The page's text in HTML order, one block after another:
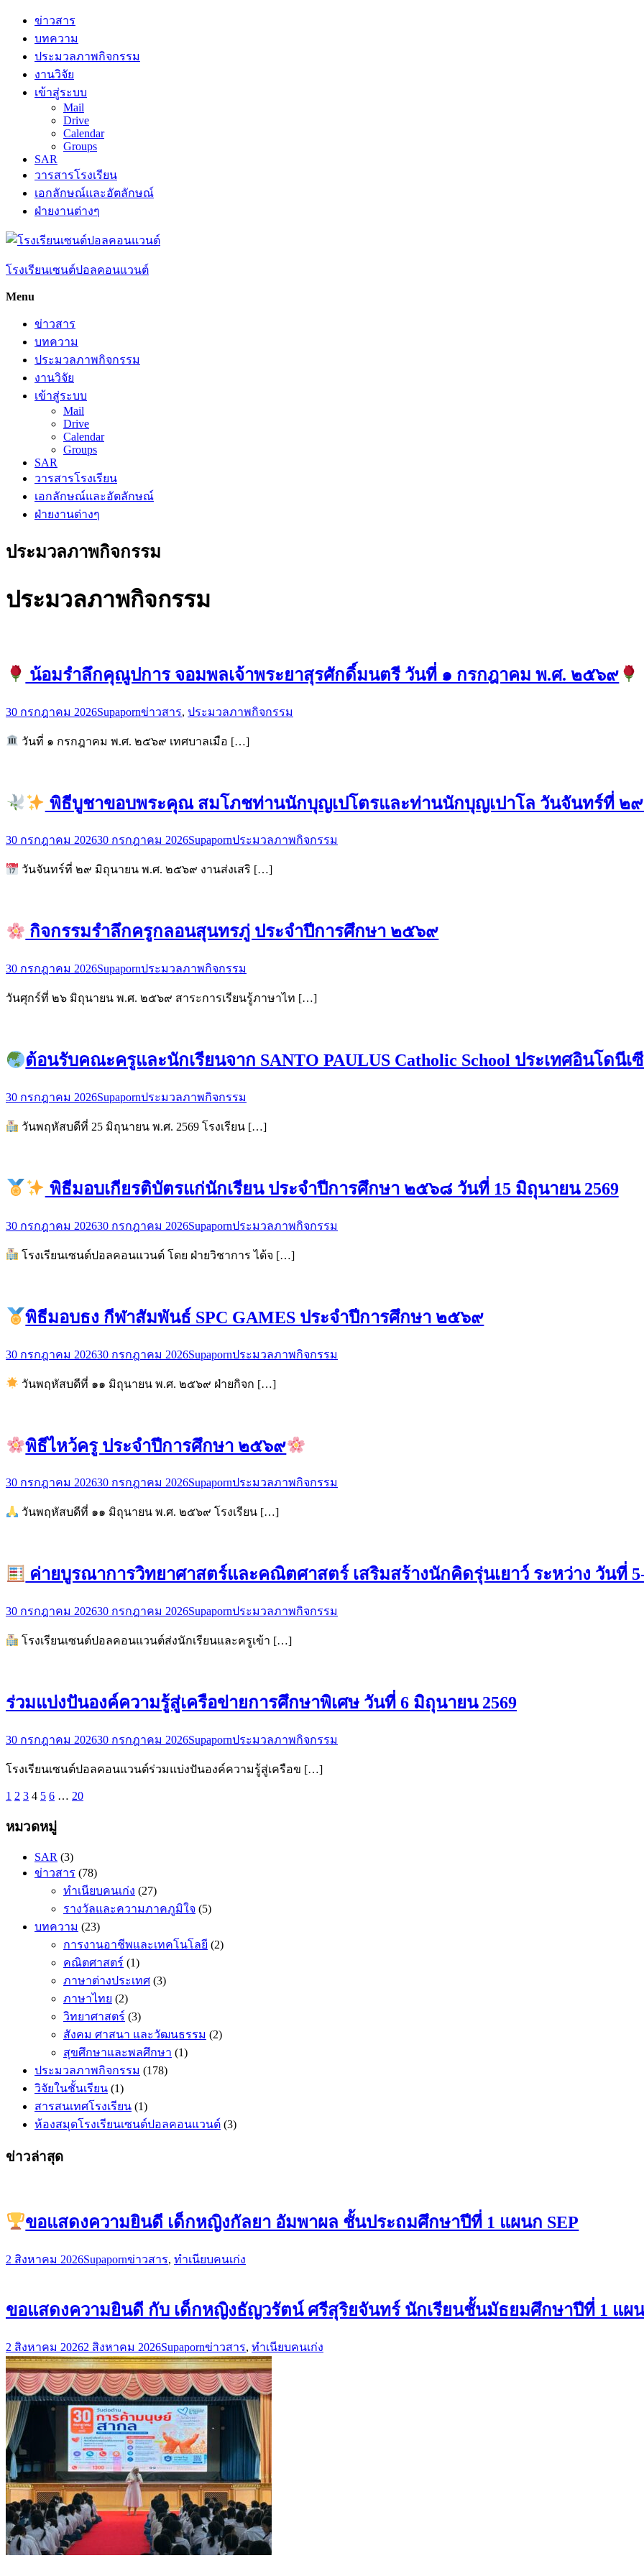
Skip
content
ข่าวสาร
บทความ
ประมวลภาพกิจกรรม
งานวิจัย
เข้าสู่ระบบ
Mail
Drive
Calendar
Groups
SAR
วารสารโรงเรียน
เอกลักษณ์และอัตลักษณ์
ฝ่ายงานต่างๆ
โรงเรียนเซนต์ปอลคอนแวนต์
Menu
ข่าวสาร
บทความ
ประมวลภาพกิจกรรม
งานวิจัย
เข้าสู่ระบบ
Mail
Drive
Calendar
Groups
SAR
วารสารโรงเรียน
เอกลักษณ์และอัตลักษณ์
ฝ่ายงานต่างๆ
ประมวลภาพกิจกรรม
ประมวลภาพกิจกรรม
น้อมรำลึกคุณูปการ จอมพลเจ้าพระยาสุรศักดิ์มนตรี วันที่ ๑ กรกฎาคม พ.ศ. ๒๕๖๙
30 กรกฎาคม 2026Supapornข่าวสาร, ประมวลภาพกิจกรรม
วันที่ ๑ กรกฎาคม พ.ศ. ๒๕๖๙ เทศบาลเมือ […]
พิธีบูชาขอบพระคุณ สมโภชท่านนักบุญเปโตรและท่านนักบุญเปาโล วันจันทร์ที่
30 กรกฎาคม 202630 กรกฎาคม 2026Supapornประมวลภาพกิจกรรม
วันจันทร์ที่ ๒๙ มิถุนายน พ.ศ. ๒๕๖๙ งานส่งเสริ […]
กิจกรรมรำลึกครูกลอนสุนทรภู่ ประจำปีการศึกษา ๒๕๖๙
30 กรกฎาคม 2026Supapornประมวลภาพกิจกรรม
วันศุกร์ที่ ๒๖ มิถุนายน พ.ศ. ๒๕๖๙ สาระการเรียนรู้ภาษาไท […]
ต้อนรับคณะครูและนักเรียนจาก SANTO PAULUS Catholic School ประเทศอินโดนีเ
30 กรกฎาคม 2026Supapornประมวลภาพกิจกรรม
วันพฤหัสบดีที่ 25 มิถุนายน พ.ศ. 2569 โรงเรียน […]
พิธีมอบเกียรติบัตรแก่นักเรียน ประจำปีการศึกษา ๒๕๖๘ วันที่ 15 มิถุนายน 2569
30 กรกฎาคม 202630 กรกฎาคม 2026Supapornประมวลภาพกิจกรรม
โรงเรียนเซนต์ปอลคอนแวนต์ โดย ฝ่ายวิชาการ ได้จ […]
พิธีมอบธง กีฬาสัมพันธ์ SPC GAMES ประจำปีการศึกษา ๒๕๖๙
30 กรกฎาคม 202630 กรกฎาคม 2026Supapornประมวลภาพกิจกรรม
วันพฤหัสบดีที่ ๑๑ มิถุนายน พ.ศ. ๒๕๖๙ ฝ่ายกิจก […]
พิธีไหว้ครู ประจำปีการศึกษา ๒๕๖๙
30 กรกฎาคม 202630 กรกฎาคม 2026Supapornประมวลภาพกิจกรรม
วันพฤหัสบดีที่ ๑๑ มิถุนายน พ.ศ. ๒๕๖๙ โรงเรียน […]
ค่ายบูรณาการวิทยาศาสตร์และคณิตศาสตร์ เสริมสร้างนักคิดรุ่นเยาว์ ระหว่าง วันที่
30 กรกฎาคม 202630 กรกฎาคม 2026Supapornประมวลภาพกิจกรรม
โรงเรียนเซนต์ปอลคอนแวนต์ส่งนักเรียนและครูเข้า […]
ร่วมแบ่งปันองค์ความรู้สู่เครือข่ายการศึกษาพิเศษ วันที่ 6 มิถุนายน 2569
30 กรกฎาคม 202630 กรกฎาคม 2026Supapornประมวลภาพกิจกรรม
โรงเรียนเซนต์ปอลคอนแวนต์ร่วมแบ่งปันองค์ความรู้สู่เครือข […]
1 2 3 4 5 6 … 20
หมวดหมู่
SAR (3)
ข่าวสาร (78)
ทำเนียบคนเก่ง (27)
รางวัลและความภาคภูมิใจ (5)
บทความ (23)
การงานอาชีพและเทคโนโลยี (2)
คณิตศาสตร​์ (1)
ภาษาต่างประเทศ (3)
ภาษาไทย (2)
วิทยาศาสตร์ (3)
สังคม ศาสนา และวัฒนธรรม (2)
สุขศึกษาและพลศึกษา (1)
ประมวลภาพกิจกรรม (178)
วิจัยในชั้นเรียน (1)
สารสนเทศโรงเรียน (1)
ห้องสมุดโรงเรียนเซนต์ปอลคอนแวนต์ (3)
ข่าวล่าสุด
ขอแสดงความยินดี เด็กหญิงกัลยา อัมพาผล ชั้นประถมศึกษาปีที่ 1 แผนก SEP
2 สิงหาคม 2026Supapornข่าวสาร, ทำเนียบคนเก่ง
ขอแสดงความยินดี กับ เด็กหญิงธัญวรัตน์ ศรีสุริยจันทร์ นักเรียนชั้นมัธยมศึกษาปีที่ 1 แผน
2 สิงหาคม 20262 สิงหาคม 2026Supapornข่าวสาร, ทำเนียบคนเก่ง